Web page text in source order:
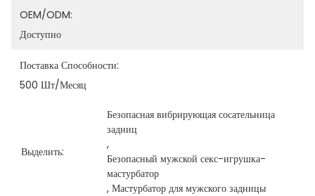
OEM/ODM:
Доступно
Поставка Способности:
500 Шт/месяц
Выделить:
Безопасная вибрирующая сосательница
задниц
,
Безопасный мужской секс-игрушка-
мастурбатор
, Мастурбатор для мужского задницы